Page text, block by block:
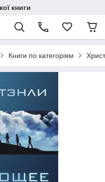
книги
Книги по категоріям